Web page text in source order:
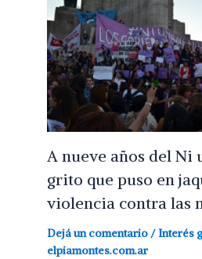
A nueve años del Ni
grito que puso en
violencia contra las
Dejá un comentario / Interés
elpiamontes.com.ar